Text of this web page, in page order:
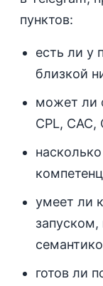
пунктов:
есть ли у
близкой
может ли
CPL, CAC,
умеет ли
запуском,
готов ли